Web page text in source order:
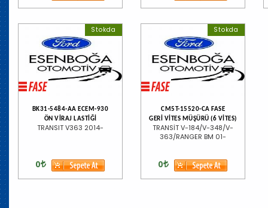
Stokda
BK31-5484-AA ECEM-930
ÖN VİRAJ LASTİĞİ
TRANSIT V363 2014-
0
Stokda
CM5T-15520-CA FASE
GERİ VİTES MÜŞÜRÜ (6 VİTES)
TRANSİT V-184/V-348/V-
363/RANGER BM 01-
0